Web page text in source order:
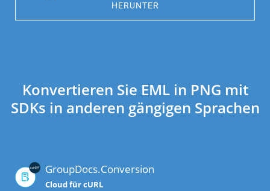
HERUNTER
Konvertieren Sie EML in PNG mit
SDKs in anderen gängigen Sprachen
GroupDocs.Conversion
Cloud für cURL